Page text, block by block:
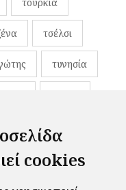
cookies
τσέλσι
τυνησία
φίλαθλοι
ντε μπουρ